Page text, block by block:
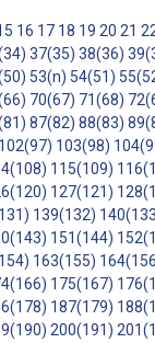
16 17 18 19 20 21
37(35) 38(36)
53(n) 54(51)
70(67) 71(68)
87(82) 88(83)
102(97) 103(98)
115(109)
127(121)
139(132)
151(144)
163(155)
175(167)
187(179)
200(191)